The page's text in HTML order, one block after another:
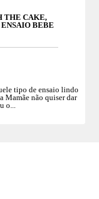
THE CAKE,
BEBE
tipo de ensaio lindo
Mamãe não quiser dar
o...